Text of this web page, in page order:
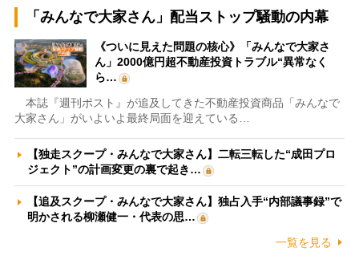
「みんなで大家さん」配当ストップ騒動の内幕
《ついに見えた問題の核心》「みんなで大家さ
ん」2000億円超不動産投資トラブル“異常なく
ら…
本誌『週刊ポスト』が追及してきた不動産投資商品「みんなで
大家さん」がいよいよ最終局面を迎えている…
【独走スクープ・みんなで大家さん】二転三転した“成田プロ
ジェクト”の計画変更の裏で起き…
【追及スクープ・みんなで大家さん】独占入手“内部議事録”で
明かされる柳瀬健一・代表の思…
一覧を見る